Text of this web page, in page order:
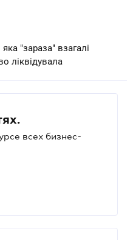
"зараза" взагалі
ліквідувала
всех бизнес-